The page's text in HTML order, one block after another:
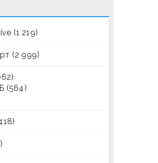
(1 219)
(2 999)
(564)